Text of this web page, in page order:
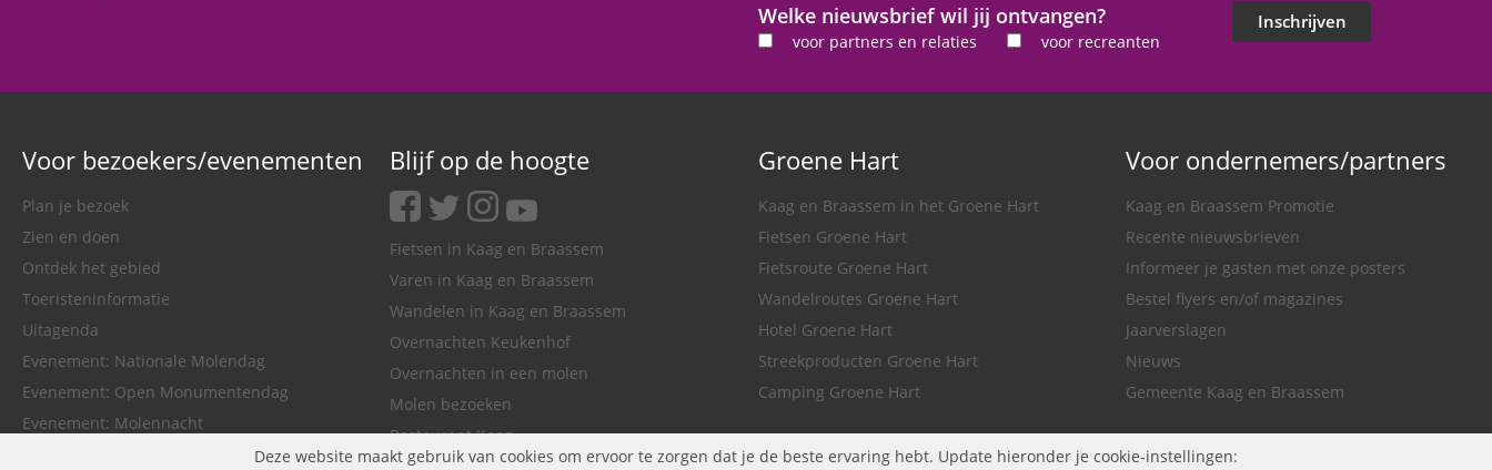
Deze website maakt gebruik van cookies om ervoor te zorgen dat je de beste ervaring hebt. Update hieronder je cookie-instellingen:
Welke nieuwsbrief wil jij ontvangen?
voor partners en relaties voor recreanten
Inschrijven
Voor bezoekers/evenementen
Plan je bezoek
Zien en doen
Ontdek het gebied
Toeristeninformatie
Uitagenda
Evenement: Nationale Molendag
Evenement: Open Monumentendag
Evenement: Molennacht
Blijf op de hoogte
facebook
twitterinstagram
youtube
Fietsen in Kaag en Braassem
Varen in Kaag en Braassem
Wandelen in Kaag en Braassem
Overnachten Keukenhof
Overnachten in een molen
Molen bezoeken
Restaurant Kaag
Groene Hart
Kaag en Braassem in het Groene Hart
Fietsen Groene Hart
Fietsroute Groene Hart
Wandelroutes Groene Hart
Hotel Groene Hart
Streekproducten Groene Hart
Camping Groene Hart
Voor ondernemers/partners
Kaag en Braassem Promotie
Recente nieuwsbrieven
Informeer je gasten met onze posters
Bestel flyers en/of magazines
Jaarverslagen
Nieuws
Gemeente Kaag en Braassem